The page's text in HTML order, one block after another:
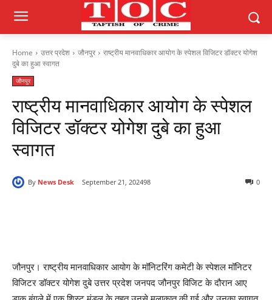
Home उत्तर प्रदेश जौनपुर
राष्ट्रीय मानवाधिकार आयोग के स्पेशल विजिटर डॉक्टर योगेश
दुबे का हुआ स्वागत
जौनपुर
राष्ट्रीय मानवाधिकार आयोग के स्पेशल
विजिटर डॉक्टर योगेश दुबे का हुआ
स्वागत
By News Desk September 21, 2024 0
98
जौनपुर। राष्ट्रीय मानवाधिकार आयोग के मॉनिटरिंग कमेटी के स्पेशल मॉनिटर
विजिटर डॉक्टर योगेश दुबे उत्तर प्रदेश जनपद जौनपुर विजिट के दौरान आए